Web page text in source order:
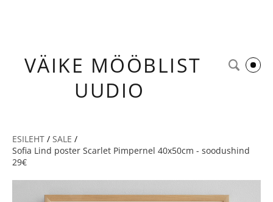
VÄIKE MÖÖBLIST
UUDIO
ESILEHT / SALE /
Sofia Lind poster Scarlet Pimpernel 40x50cm - soodushind
29€